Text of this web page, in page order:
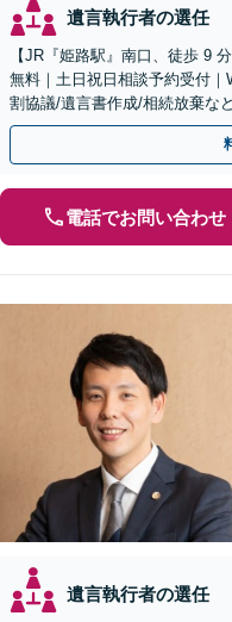
遺言執行者の選任
【JR『姫路駅』南口、徒歩 9
無料｜土日祝日相談予約受付
割協議/遺言書作成/相続放棄な
電話でお問い合わせ
遺言執行者の選任